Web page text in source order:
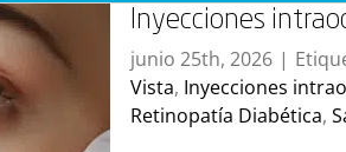
Inyecciones
junio 25th, 2026 |
Vista, Inyecciones
Retinopatía Diabética,